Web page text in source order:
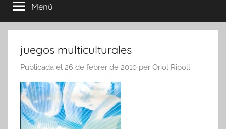
Menú
juegos multiculturales
Publicada el 26 de febrer de 2010 per Oriol Ripoll